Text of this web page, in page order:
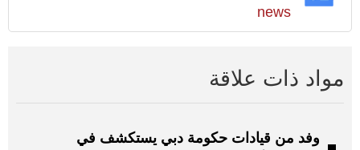
news
مواد ذات علاقة
وفد من قيادات حكومة دبي يستكشف في